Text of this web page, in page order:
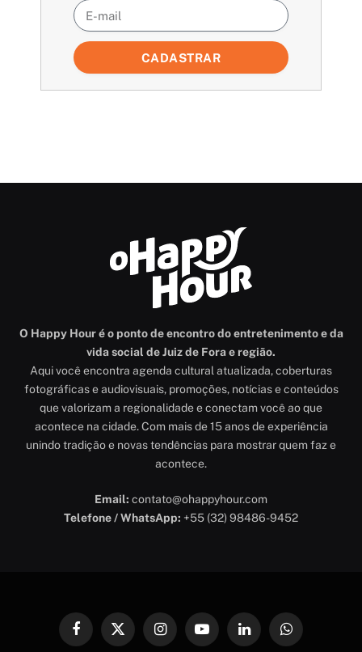
CADASTRAR
O Happy Hour é o ponto de encontro do entretenimento e da
vida social de Juiz de Fora e região.
Aqui você encontra agenda cultural atualizada, coberturas
fotográficas e audiovisuais, promoções, notícias e conteúdos
que valorizam a regionalidade e conectam você ao que
acontece na cidade. Com mais de 15 anos de experiência
unindo tradição e novas tendências para mostrar quem faz e
acontece.
Email: contato@ohappyhour.com
Telefone / WhatsApp: +55 (32) 98486-9452
FacebookX
InstagramYouTubeLinkedInWhatsApp